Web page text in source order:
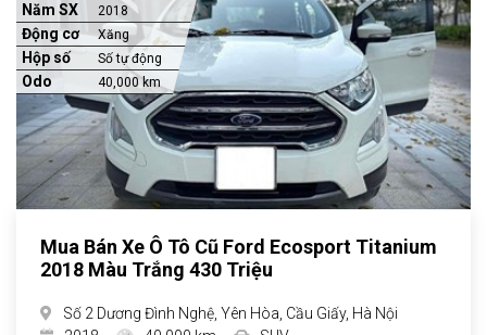
Năm SX 2018
Động cơ Xăng
Hộp số Số tự động
Odo 40,000 km
Mua Bán Xe Ô Tô Cũ Ford Ecosport Titanium
2018 Màu Trắng 430 Triệu
Số 2 Dương Đình Nghệ, Yên Hòa, Cầu Giấy, Hà Nội